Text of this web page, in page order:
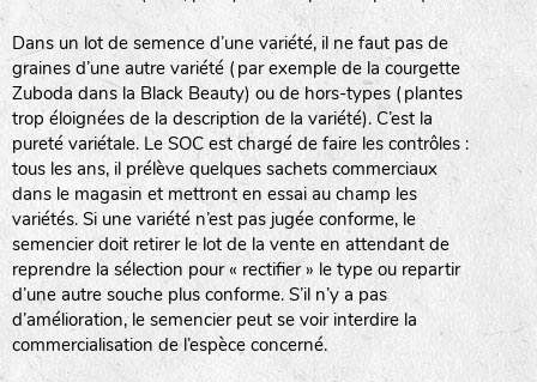
Dans un lot de semence d’une variété, il ne faut pas de
graines d’une autre variété (par exemple de la courgette
Zuboda dans la Black Beauty) ou de hors-types (plantes
trop éloignées de la description de la variété). C’est la
pureté variétale. Le SOC est chargé de faire les contrôles :
tous les ans, il prélève quelques sachets commerciaux
dans le magasin et mettront en essai au champ les
variétés. Si une variété n’est pas jugée conforme, le
semencier doit retirer le lot de la vente en attendant de
reprendre la sélection pour « rectifier » le type ou repartir
d’une autre souche plus conforme. S’il n’y a pas
d’amélioration, le semencier peut se voir interdire la
commercialisation de l’espèce concerné.